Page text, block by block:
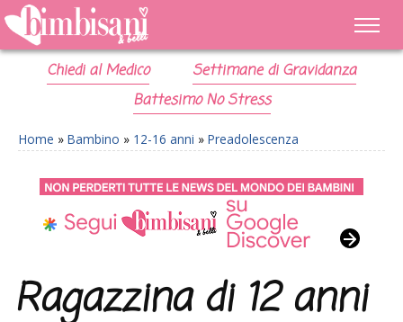
Chiedi al Medico
Settimane di Gravidanza
Battesimo No Stress
Home » Bambino » 12-16 anni » Preadolescenza
Ragazzina di 12 anni